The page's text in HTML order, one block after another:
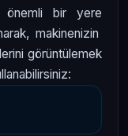
bir yere
makinenizin
görüntülemek